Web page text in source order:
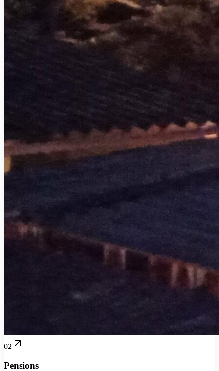
02
Pensions